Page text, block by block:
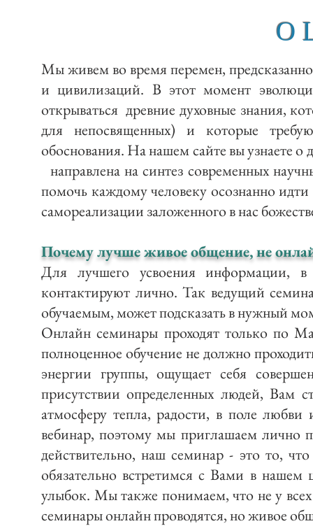
О
Мы живем во время перемен,
и цивилизаций. В этот момент
открываться древние духовные знания,
для непосвященных) и которые
обоснования. На нашем сайте вы узнаете
направлена на синтез современных
помочь каждому человеку осознанно
самореализации заложенного в нас
Почему лучше живое общение, не
Для лучшего усвоения информации,
контактируют лично. Так ведущий
обучаемым, может подсказать в нужный
Онлайн семинары проходят только по
полноценное обучение не должно
энергии группы, ощущает себя
присутствии определенных людей, Вам
атмосферу тепла, радости, в поле любви
вебинар, поэтому мы приглашаем лично
действительно, наш семинар - это то,
обязательно встретимся с Вами в
улыбок. Мы также понимаем, что не у
семинары онлайн проводятся, но живое